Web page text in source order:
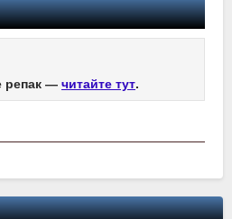
репак — читайте тут.